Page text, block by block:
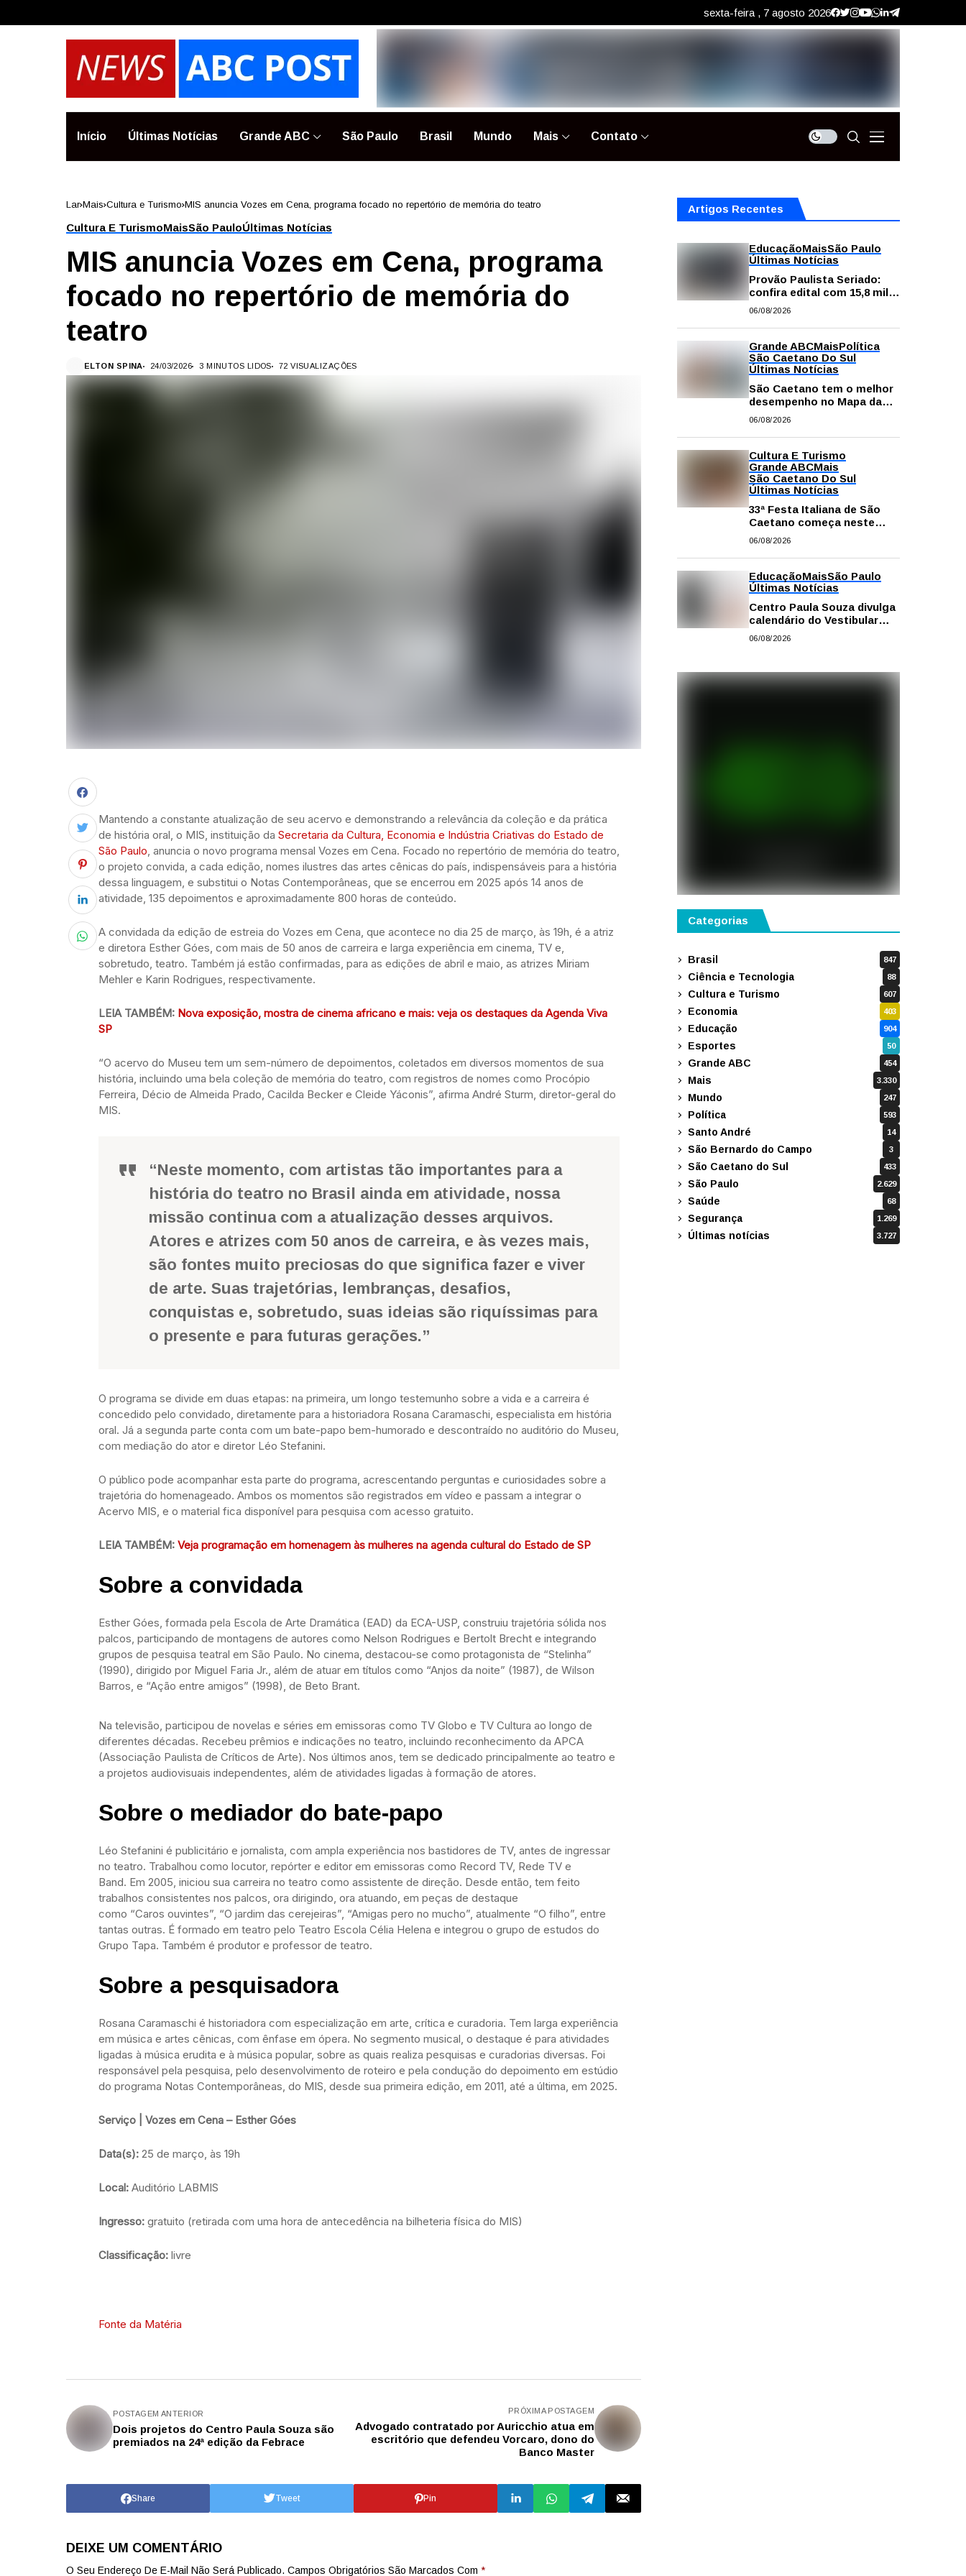
sexta-feira , 7 agosto 2026
Início Últimas Notícias Grande ABC São Paulo Brasil Mundo Mais Contato
Lar Mais Cultura e Turismo MIS anuncia Vozes em Cena, programa focado no repertório de memória do teatro
Cultura E TurismoMaisSão PauloÚltimas Notícias
MIS anuncia Vozes em Cena, programa
focado no repertório de memória do
teatro
ELTON SPINA 24/03/2026 3 MINUTOS LIDOS 72 VISUALIZAÇÕES
Mantendo a constante atualização de seu acervo e demonstrando a relevância da coleção e da prática
de história oral, o MIS, instituição da Secretaria da Cultura, Economia e Indústria Criativas do Estado de
São Paulo, anuncia o novo programa mensal Vozes em Cena. Focado no repertório de memória do teatro,
o projeto convida, a cada edição, nomes ilustres das artes cênicas do país, indispensáveis para a história
dessa linguagem, e substitui o Notas Contemporâneas, que se encerrou em 2025 após 14 anos de
atividade, 135 depoimentos e aproximadamente 800 horas de conteúdo.
A convidada da edição de estreia do Vozes em Cena, que acontece no dia 25 de março, às 19h, é a atriz
e diretora Esther Góes, com mais de 50 anos de carreira e larga experiência em cinema, TV e,
sobretudo, teatro. Também já estão confirmadas, para as edições de abril e maio, as atrizes Miriam
Mehler e Karin Rodrigues, respectivamente.
LEIA TAMBÉM: Nova exposição, mostra de cinema africano e mais: veja os destaques da Agenda Viva
SP
“O acervo do Museu tem um sem-número de depoimentos, coletados em diversos momentos de sua
história, incluindo uma bela coleção de memória do teatro, com registros de nomes como Procópio
Ferreira, Décio de Almeida Prado, Cacilda Becker e Cleide Yáconis”, afirma André Sturm, diretor-geral do
MIS.
“Neste momento, com artistas tão importantes para a
história do teatro no Brasil ainda em atividade, nossa
missão continua com a atualização desses arquivos.
Atores e atrizes com 50 anos de carreira, e às vezes mais,
são fontes muito preciosas do que significa fazer e viver
de arte. Suas trajetórias, lembranças, desafios,
conquistas e, sobretudo, suas ideias são riquíssimas para
o presente e para futuras gerações.”
O programa se divide em duas etapas: na primeira, um longo testemunho sobre a vida e a carreira é
concedido pelo convidado, diretamente para a historiadora Rosana Caramaschi, especialista em história
oral. Já a segunda parte conta com um bate-papo bem-humorado e descontraído no auditório do Museu,
com mediação do ator e diretor Léo Stefanini.
O público pode acompanhar esta parte do programa, acrescentando perguntas e curiosidades sobre a
trajetória do homenageado. Ambos os momentos são registrados em vídeo e passam a integrar o
Acervo MIS, e o material fica disponível para pesquisa com acesso gratuito.
LEIA TAMBÉM: Veja programação em homenagem às mulheres na agenda cultural do Estado de SP
Sobre a convidada
Esther Góes, formada pela Escola de Arte Dramática (EAD) da ECA-USP, construiu trajetória sólida nos
palcos, participando de montagens de autores como Nelson Rodrigues e Bertolt Brecht e integrando
grupos de pesquisa teatral em São Paulo. No cinema, destacou-se como protagonista de “Stelinha”
(1990), dirigido por Miguel Faria Jr., além de atuar em títulos como “Anjos da noite” (1987), de Wilson
Barros, e “Ação entre amigos” (1998), de Beto Brant.
Na televisão, participou de novelas e séries em emissoras como TV Globo e TV Cultura ao longo de
diferentes décadas. Recebeu prêmios e indicações no teatro, incluindo reconhecimento da APCA
(Associação Paulista de Críticos de Arte). Nos últimos anos, tem se dedicado principalmente ao teatro e
a projetos audiovisuais independentes, além de atividades ligadas à formação de atores.
Sobre o mediador do bate-papo
Léo Stefanini é publicitário e jornalista, com ampla experiência nos bastidores de TV, antes de ingressar
no teatro. Trabalhou como locutor, repórter e editor em emissoras como Record TV, Rede TV e
Band. Em 2005, iniciou sua carreira no teatro como assistente de direção. Desde então, tem feito
trabalhos consistentes nos palcos, ora dirigindo, ora atuando, em peças de destaque
como “Caros ouvintes”, “O jardim das cerejeiras”, “Amigas pero no mucho”, atualmente “O filho”, entre
tantas outras. É formado em teatro pelo Teatro Escola Célia Helena e integrou o grupo de estudos do
Grupo Tapa. Também é produtor e professor de teatro.
Sobre a pesquisadora
Rosana Caramaschi é historiadora com especialização em arte, crítica e curadoria. Tem larga experiência
em música e artes cênicas, com ênfase em ópera. No segmento musical, o destaque é para atividades
ligadas à música erudita e à música popular, sobre as quais realiza pesquisas e curadorias diversas. Foi
responsável pela pesquisa, pelo desenvolvimento de roteiro e pela condução do depoimento em estúdio
do programa Notas Contemporâneas, do MIS, desde sua primeira edição, em 2011, até a última, em 2025.
Serviço | Vozes em Cena – Esther Góes
Data(s): 25 de março, às 19h
Local: Auditório LABMIS
Ingresso: gratuito (retirada com uma hora de antecedência na bilheteria física do MIS)
Classificação: livre
Fonte da Matéria
POSTAGEM ANTERIOR
Dois projetos do Centro Paula Souza são
premiados na 24ª edição da Febrace
PRÓXIMA POSTAGEM
Advogado contratado por Auricchio atua em
escritório que defendeu Vorcaro, dono do
Banco Master
Share Tweet Pin
DEIXE UM COMENTÁRIO
O Seu Endereço De E-Mail Não Será Publicado. Campos Obrigatórios São Marcados Com *
Artigos Recentes
EducaçãoMaisSão Paulo
Últimas Notícias
Provão Paulista Seriado:
confira edital com 15,8 mil
vagas para ensino superior
06/08/2026
Grande ABCMaisPolítica
São Caetano Do Sul
Últimas Notícias
São Caetano tem o melhor
desempenho no Mapa da
Desigualdade da Grande SP
06/08/2026
Cultura E Turismo
Grande ABCMais
São Caetano Do Sul
Últimas Notícias
33ª Festa Italiana de São
Caetano começa neste
sábado com mais barracas
e atrações
06/08/2026
EducaçãoMaisSão Paulo
Últimas Notícias
Centro Paula Souza divulga
calendário do Vestibular
das Fatecs para o primeiro
06/08/2026
Categorias
Brasil 847
Ciência e Tecnologia 88
Cultura e Turismo 607
Economia 403
Educação 904
Esportes 50
Grande ABC 454
Mais 3.330
Mundo 247
Política 593
Santo André 14
São Bernardo do Campo 3
São Caetano do Sul 433
São Paulo 2.629
Saúde 68
Segurança 1.269
Últimas notícias 3.727